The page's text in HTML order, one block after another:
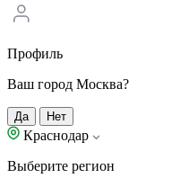
Профиль
Ваш город Москва?
Да Нет
Краснодар
Выберите регион